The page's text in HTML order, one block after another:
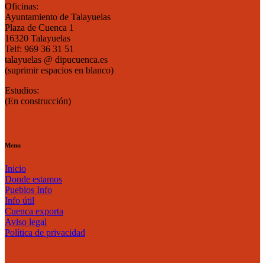
Oficinas:
Ayuntamiento de Talayuelas
Plaza de Cuenca 1
16320 Talayuelas
Telf: 969 36 31 51
talayuelas @ dipucuenca.es
(suprimir espacios en blanco)
Estudios:
(En construcción)
Menu
Inicio
Donde estamos
Pueblos Info
Info útil
Cuenca exporta
Aviso legal
Política de privacidad